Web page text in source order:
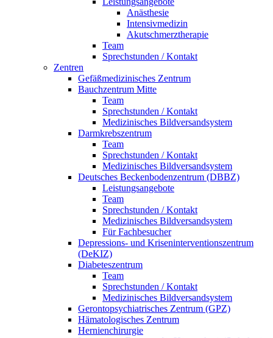
Anästhesie
Intensivmedizin
Akutschmerztherapie
Team
Sprechstunden / Kontakt
Zentren
Gefäßmedizinisches Zentrum
Bauchzentrum Mitte
Team
Sprechstunden / Kontakt
Medizinisches Bildversandsystem
Darmkrebszentrum
Team
Sprechstunden / Kontakt
Medizinisches Bildversandsystem
Deutsches Beckenbodenzentrum (DBBZ)
Leistungsangebote
Team
Sprechstunden / Kontakt
Medizinisches Bildversandsystem
Für Fachbesucher
Depressions- und Kriseninterventionszentrum
(DeKIZ)
Diabeteszentrum
Team
Sprechstunden / Kontakt
Medizinisches Bildversandsystem
Gerontopsychiatrisches Zentrum (GPZ)
Hämatologisches Zentrum
Hernienchirurgie